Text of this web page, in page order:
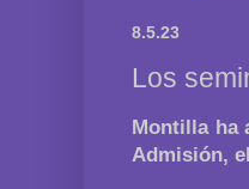
8.5.23
Los
Montilla ha
Admisión,